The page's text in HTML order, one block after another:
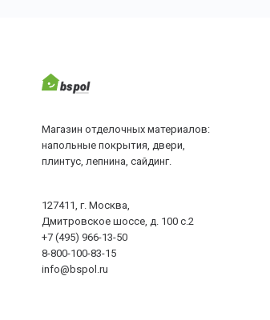
Магазин отделочных материалов:
напольные покрытия, двери,
плинтус, лепнина, сайдинг.
127411, г. Москва,
Дмитровское шоссе, д. 100 с.2
+7 (495) 966-13-50
8-800-100-83-15
info@bspol.ru